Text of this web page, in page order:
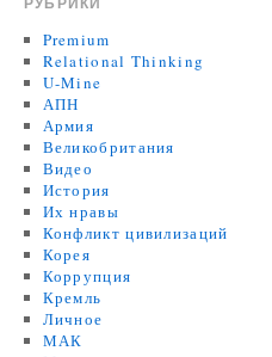
РУБРИКИ
Premium
Relational Thinking
U-Mine
АПН
Армия
Великобритания
Видео
История
Их нравы
Конфликт цивилизаций
Корея
Коррупция
Кремль
Личное
МАК